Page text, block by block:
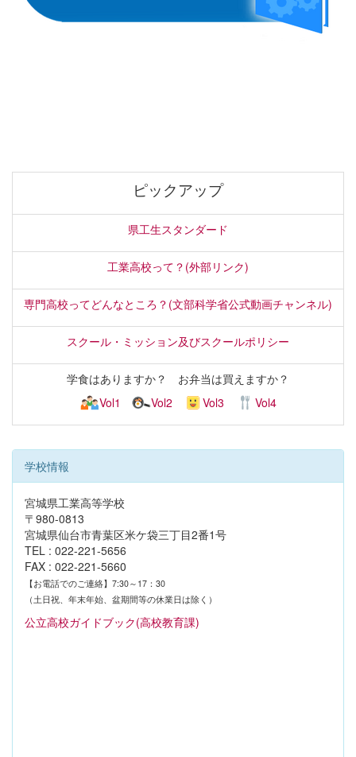
ピックアップ
県工生スタンダード
工業高校って？(外部リンク)
専門高校ってどんなところ？(文部科学省公式動画チャンネル)
スクール・ミッション及びスクールポリシー
学食はありますか？ お弁当は買えますか？
Vol1
Vol2 Vol3 Vol4
学校情報
宮城県工業高等学校
〒980-0813
宮城県仙台市青葉区米ケ袋三丁目2番1号
TEL : 022-221-5656
FAX : 022-221-5660
【お電話でのご連絡】7:30～17：30
（土日祝、年末年始、盆期間等の休業日は除く）
公立高校ガイドブック(高校教育課)